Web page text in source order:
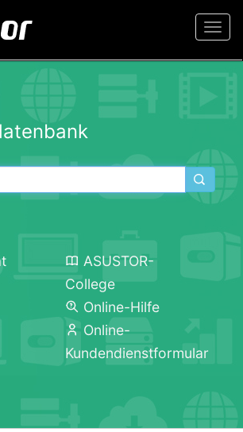
ASUSTOR-
College
Online-Hilfe
Online-
Kundendienstformular